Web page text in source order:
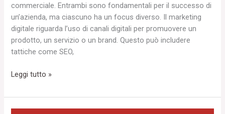
commerciale. Entrambi sono fondamentali per il successo di
un’azienda, ma ciascuno ha un focus diverso. Il marketing
digitale riguarda l’uso di canali digitali per promuovere un
prodotto, un servizio o un brand. Questo può includere
tattiche come SEO,
Leggi tutto »